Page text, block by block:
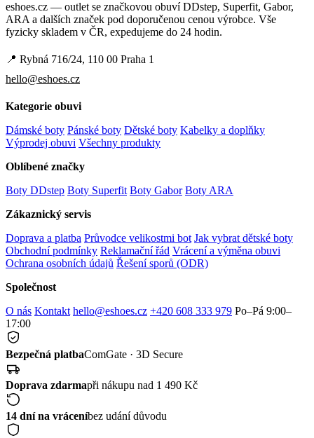
eshoes.cz — outlet se značkovou obuví DDstep, Superfit, Gabor,
ARA a dalších značek pod doporučenou cenou výrobce. Vše
fyzicky skladem v ČR, expedujeme do 24 hodin.
📍 Rybná 716/24, 110 00 Praha 1
hello@eshoes.cz
Kategorie obuvi
Dámské boty Pánské boty Dětské boty Kabelky a doplňky
Výprodej obuvi Všechny produkty
Oblíbené značky
Boty DDstep Boty Superfit Boty Gabor Boty ARA
Zákaznický servis
Doprava a platba Průvodce velikostmi bot Jak vybrat dětské boty
Obchodní podmínky Reklamační řád Vrácení a výměna obuvi
Ochrana osobních údajů Řešení sporů (ODR)
Společnost
O nás Kontakt hello@eshoes.cz +420 608 333 979 Po–Pá 9:00–
17:00
Bezpečná platbaComGate · 3D Secure
Doprava zdarmapři nákupu nad 1 490 Kč
14 dní na vráceníbez udání důvodu